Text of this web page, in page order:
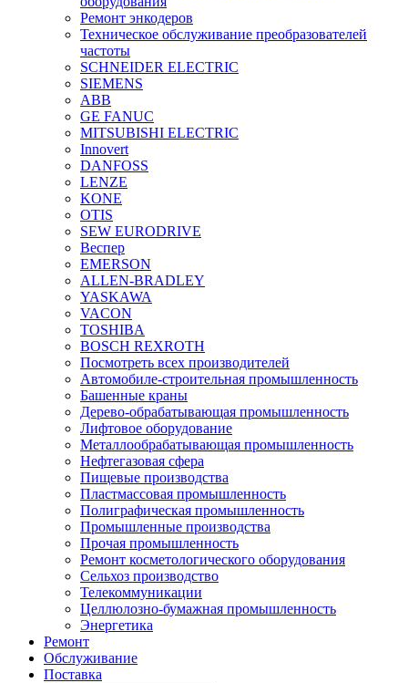
Ремонт энкодеров
Техническое обслуживание преобразователей
частоты
SCHNEIDER ELECTRIC
SIEMENS
ABB
GE FANUC
MITSUBISHI ELECTRIC
Innovert
DANFOSS
LENZE
KONE
OTIS
SEW EURODRIVE
Веспер
EMERSON
ALLEN-BRADLEY
YASKAWA
VACON
TOSHIBA
BOSCH REXROTH
Посмотреть всех производителей
Автомобиле-строительная промышленность
Башенные краны
Дерево-обрабатывающая промышленность
Лифтовое оборудование
Металлообрабатывающая промышленность
Нефтегазовая сфера
Пищевые производства
Пластмассовая промышленность
Полиграфическая промышленность
Промышленные производства
Прочая промышленность
Ремонт косметологического оборудования
Сельхоз производство
Телекоммуникации
Целлюлозно-бумажная промышленность
Энергетика
Ремонт
Обслуживание
Поставка